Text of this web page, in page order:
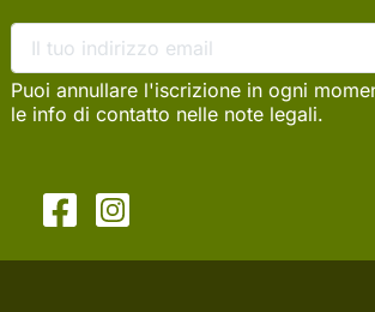
Puoi annullare l'iscrizione in ogni
le info di contatto nelle note legali.